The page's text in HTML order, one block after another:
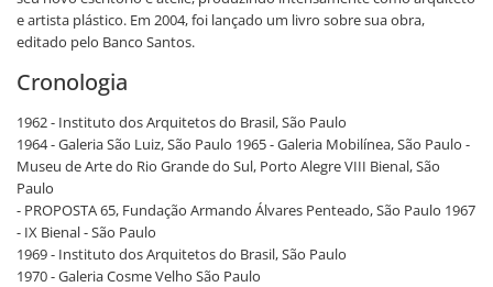
e artista plástico. Em 2004, foi lançado um livro sobre sua obra,
editado pelo Banco Santos.
Cronologia
1962 - Instituto dos Arquitetos do Brasil, São Paulo
1964 - Galeria São Luiz, São Paulo 1965 - Galeria Mobilínea, São Paulo -
Museu de Arte do Rio Grande do Sul, Porto Alegre VIII Bienal, São
Paulo
- PROPOSTA 65, Fundação Armando Álvares Penteado, São Paulo 1967
- IX Bienal - São Paulo
1969 - Instituto dos Arquitetos do Brasil, São Paulo
1970 - Galeria Cosme Velho São Paulo